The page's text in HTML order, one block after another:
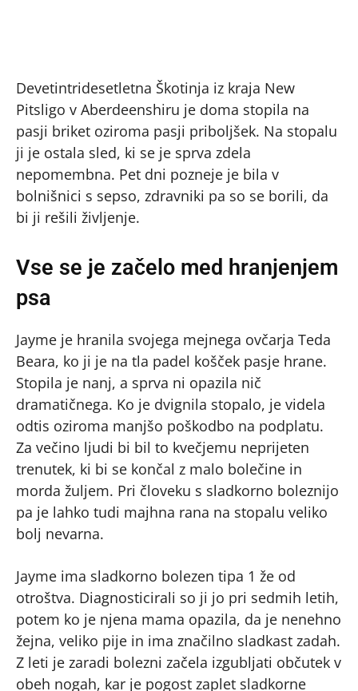
Devetintridesetletna Škotinja iz kraja New
Pitsligo v Aberdeenshiru je doma stopila na
pasji briket oziroma pasji priboljšek. Na stopalu
ji je ostala sled, ki se je sprva zdela
nepomembna. Pet dni pozneje je bila v
bolnišnici s sepso, zdravniki pa so se borili, da
bi ji rešili življenje.
Vse se je začelo med hranjenjem
psa
Jayme je hranila svojega mejnega ovčarja Teda
Beara, ko ji je na tla padel košček pasje hrane.
Stopila je nanj, a sprva ni opazila nič
dramatičnega. Ko je dvignila stopalo, je videla
odtis oziroma manjšo poškodbo na podplatu.
Za večino ljudi bi bil to kvečjemu neprijeten
trenutek, ki bi se končal z malo bolečine in
morda žuljem. Pri človeku s sladkorno boleznijo
pa je lahko tudi majhna rana na stopalu veliko
bolj nevarna.
Jayme ima sladkorno bolezen tipa 1 že od
otroštva. Diagnosticirali so ji jo pri sedmih letih,
potem ko je njena mama opazila, da je nenehno
žejna, veliko pije in ima značilno sladkast zadah.
Z leti je zaradi bolezni začela izgubljati občutek v
obeh nogah, kar je pogost zaplet sladkorne